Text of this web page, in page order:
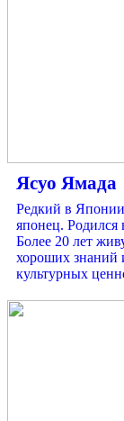
Ясуо Ямада
Редкий в
японец. Родился
Более 20 лет
хороших знаний
культурных